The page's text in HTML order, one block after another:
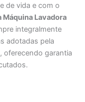
de vida e com o
Lavadora
integralmente
adotadas pela
oferecendo garantia